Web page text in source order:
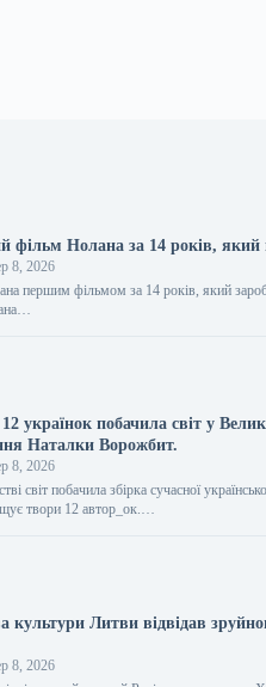
фільм Нолана за 14 років, який
8, 2026
першим фільмом за 14 років, який
українок побачила світ у
Наталки Ворожбит.
8, 2026
світ побачила збірка сучасної
твори 12 автор_ок.…
культури Литви відвідав
8, 2026